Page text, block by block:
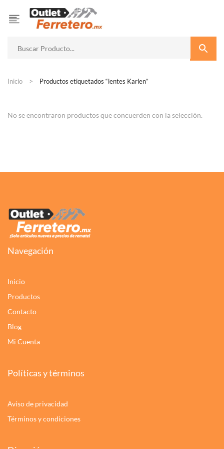
Inicio Productos etiquetados “lentes Karlen”
No se encontraron productos que concuerden con la selección.
Navegación
Inicio
Productos
Contacto
Blog
Mi Cuenta
Políticas y términos
Aviso de privacidad
Términos y condiciones